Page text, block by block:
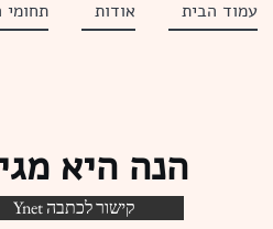
עמוד הבית אודות
הנה היא
Ynet קישור לכתבה